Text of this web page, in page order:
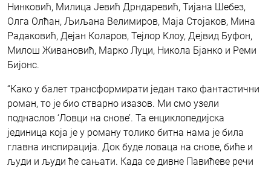
Нинковић, Милица Јевић Дрндаревић, Тијана Шебез,
Олга Олћан, Љиљана Велимиров, Маја Стојаков, Мина
Радаковић, Дејан Коларов, Тејлор Клоу, Дејвид Буфон,
Милош Живановић, Марко Луци, Никола Бјанко и Реми
Бијонс.
“Како у балет трансформирати један тако фантастични
роман, то је био стварно изазов. Ми смо узели
поднаслов ‘Ловци на снове’. Та енциклопедијска
јединица која је у роману толико битна нама је била
главна инспирација. Док буде ловаца на снове, биће и
људи и људи ће сањати. Када се дивне Павићеве речи